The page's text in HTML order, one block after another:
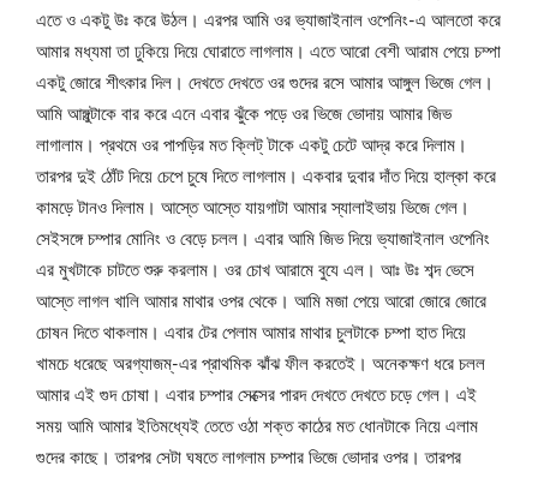
এতে ও একটু উঃ করে উঠল। এরপর আমি ওর ভ্যাজাইনাল ওপেনিং-এ আলতো করে
আমার মধ্যমা তা ঢুকিয়ে দিয়ে ঘোরাতে লাগলাম। এতে আরো বেশী আরাম পেয়ে চম্পা
একটু জোরে শীৎকার দিল। দেখতে দেখতে ওর গুদের রসে আমার আঙ্গুল ভিজে গেল।
আমি আঙ্গুল্টাকে বার করে এনে এবার ঝুঁকে পড়ে ওর ভিজে ভোদায় আমার জিভ
লাগালাম। প্রথমে ওর পাপড়ির মত ক্লিট্ টাকে একটু চেটে আদ্র করে দিলাম।
তারপর দুই ঠোঁট দিয়ে চেপে চুষে দিতে লাগলাম। একবার দুবার দাঁত দিয়ে হাল্কা করে
কামড়ে টানও দিলাম। আস্তে আস্তে যায়গাটা আমার স্যালাইভায় ভিজে গেল।
সেইসঙ্গে চম্পার মোনিং ও বেড়ে চলল। এবার আমি জিভ দিয়ে ভ্যাজাইনাল ওপেনিং
এর মুখটাকে চাটতে শুরু করলাম। ওর চোখ আরামে বুযে এল। আঃ উঃ শব্দ ভেসে
আস্তে লাগল খালি আমার মাথার ওপর থেকে। আমি মজা পেয়ে আরো জোরে জোরে
চোষন দিতে থাকলাম। এবার টের পেলাম আমার মাথার চুলটাকে চম্পা হাত দিয়ে
খামচে ধরেছে অরগ্যাজম্-এর প্রাথমিক ঝাঁঝ ফীল করতেই। অনেকক্ষণ ধরে চলল
আমার এই গুদ চোষা। এবার চম্পার সেক্সের পারদ দেখতে দেখতে চড়ে গেল। এই
সময় আমি আমার ইতিমধ্যেই তেতে ওঠা শক্ত কাঠের মত ধোনটাকে নিয়ে এলাম
গুদের কাছে। তারপর সেটা ঘষতে লাগলাম চম্পার ভিজে ভোদার ওপর। তারপর